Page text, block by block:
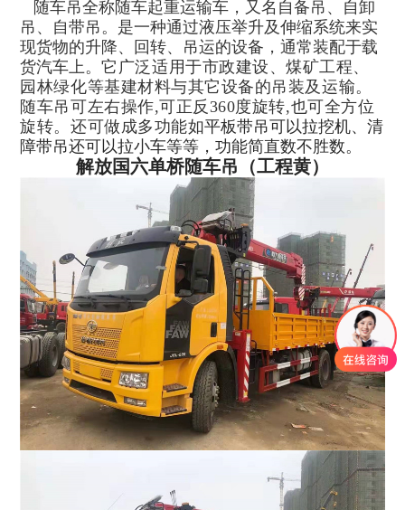
随车吊全称随车起重运输车，又名自备吊、自卸
吊、自带吊。是一种通过液压举升及伸缩系统来实
现货物的升降、回转、吊运的设备，通常装配于载
货汽车上。它广泛适用于市政建设、煤矿工程、
园林绿化等基建材料与其它设备的吊装及运输。
随车吊可左右操作,可正反360度旋转,也可全方位
旋转。还可做成多功能如平板带吊可以拉挖机、清
障带吊还可以拉小车等等，功能简直数不胜数。
解放国六单桥随车吊（工程黄）